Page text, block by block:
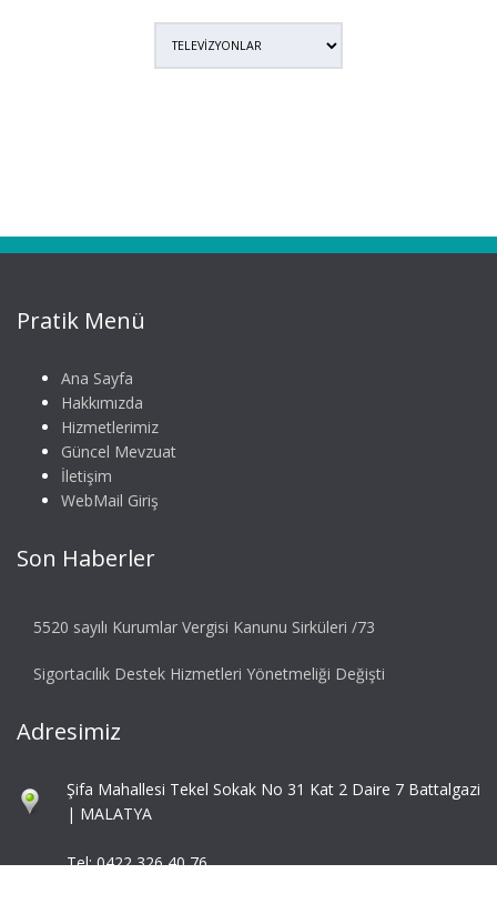
Pratik Menü
Ana Sayfa
Hakkımızda
Hizmetlerimiz
Güncel Mevzuat
İletişim
WebMail Giriş
Son Haberler
5520 sayılı Kurumlar Vergisi Kanunu Sirküleri /73
Sigortacılık Destek Hizmetleri Yönetmeliği Değişti
Adresimiz
Şifa Mahallesi Tekel Sokak No 31 Kat 2 Daire 7 Battalgazi
| MALATYA
Tel: 0422 326 40 76